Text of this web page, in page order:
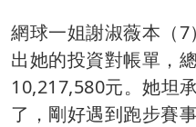
網球一姐謝淑薇本（
出她的投資對帳單，
10,217,580元。她坦
了，剛好遇到跑步賽